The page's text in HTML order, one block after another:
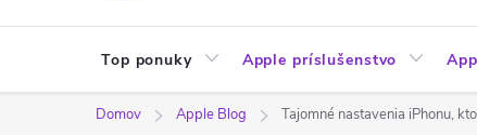
Top ponuky Apple príslušenstvo
Domov Apple Blog Tajomné nastavenia iPhonu,